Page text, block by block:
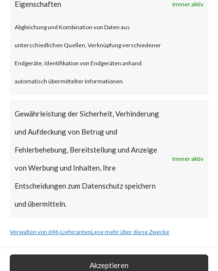
Eigenschaften Immer aktiv
Abgleichung und Kombination von Daten aus
unterschiedlichen Quellen, Verknüpfung verschiedener
Endgeräte, Identifikation von Endgeräten anhand
automatisch übermittelter Informationen.
Gewährleistung der Sicherheit, Verhinderung
und Aufdeckung von Betrug und
Fehlerbehebung, Bereitstellung und Anzeige
von Werbung und Inhalten, Ihre
Entscheidungen zum Datenschutz speichern
und übermitteln.
Immer aktiv
Verwalten von 696-LieferantenLese mehr über diese Zwecke
Akzeptieren
gateway or as an
authentication, authorization
and auditing (AAA) virtual
server. The advisory also states
that Citrix managed servers are
is required.
Why is this Significant?
This is significant because the
Citrix advisory acknowledged
exploited in the wild. Also, CISA
added the vulnerability to the